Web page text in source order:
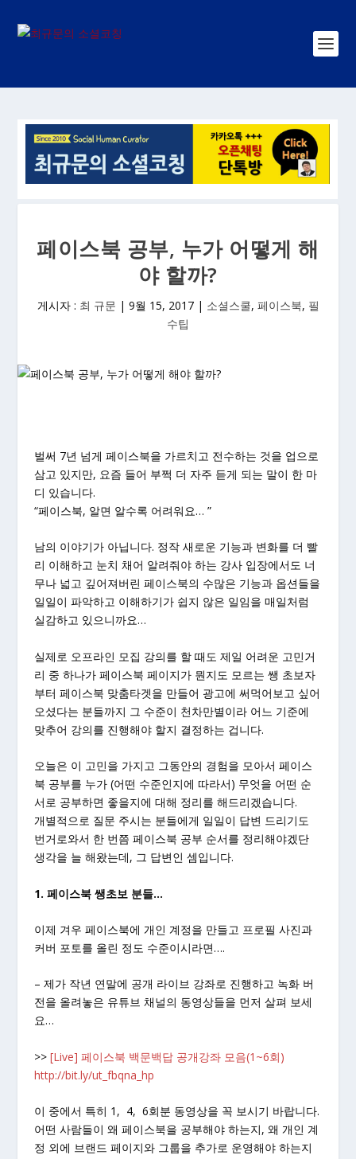
페이스북 공부, 누가 어떻게 해
야 할까?
게시자 : 최 규문 | 9월 15, 2017| 소셜스쿨, 페이스북, 필
수팁
벌써 7년 넘게 페이스북을 가르치고 전수하는 것을 업으로
삼고 있지만, 요즘 들어 부쩍 더 자주 듣게 되는 말이 한 마
디 있습니다.
“페이스북, 알면 알수록 어려워요… ”
남의 이야기가 아닙니다. 정작 새로운 기능과 변화를 더 빨
리 이해하고 눈치 채어 알려줘야 하는 강사 입장에서도 너
무나 넓고 깊어져버린 페이스북의 수많은 기능과 옵션들을
일일이 파악하고 이해하기가 쉽지 않은 일임을 매일처럼
실감하고 있으니까요…
실제로 오프라인 모집 강의를 할 때도 제일 어려운 고민거
리 중 하나가 페이스북 페이지가 뭔지도 모르는 쌩 초보자
부터 페이스북 맞춤타겟을 만들어 광고에 써먹어보고 싶어
오셨다는 분들까지 그 수준이 천차만별이라 어느 기준에
맞추어 강의를 진행해야 할지 결정하는 겁니다.
오늘은 이 고민을 가지고 그동안의 경험을 모아서 페이스
북 공부를 누가 (어떤 수준인지에 따라서) 무엇을 어떤 순
서로 공부하면 좋을지에 대해 정리를 해드리겠습니다.
개별적으로 질문 주시는 분들에게 일일이 답변 드리기도
번거로와서 한 번쯤 페이스북 공부 순서를 정리해야겠단
생각을 늘 해왔는데, 그 답변인 셈입니다.
1. 페이스북 쌩초보 분들…
이제 겨우 페이스북에 개인 계정을 만들고 프로필 사진과
커버 포토를 올린 정도 수준이시라면….
– 제가 작년 연말에 공개 라이브 강좌로 진행하고 녹화 버
전을 올려놓은 유튜브 채널의 동영상들을 먼저 살펴 보세
요…
>> [Live] 페이스북 백문백답 공개강좌 모음(1~6회)
http://bit.ly/ut_fbqna_hp
이 중에서 특히 1, 4, 6회분 동영상을 꼭 보시기 바랍니다.
어떤 사람들이 왜 페이스북을 공부해야 하는지, 왜 개인 계
정 외에 브랜드 페이지와 그룹을 추가로 운영해야 하는지